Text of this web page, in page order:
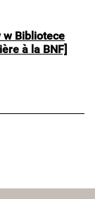
w Bibliotece
à la BNF]